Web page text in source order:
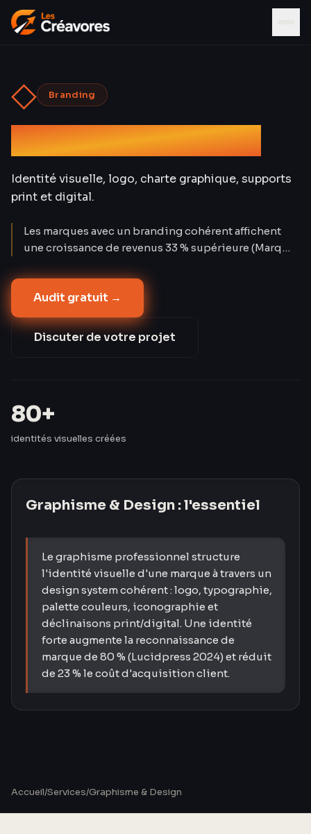
◇ Branding
Graphisme & Design
Identité visuelle, logo, charte graphique, supports
print et digital.
Les marques avec un branding cohérent affichent
une croissance de revenus 33 % supérieure (Marq
visuel complet — du favicon à l'enseigne — qui
construit la confiance. Les Créavores ont conçu 80+
identités visuelles pour des PME en Moselle et en
France.
Audit gratuit →
Discuter de votre projet
80+
identités visuelles créées
Graphisme & Design : l'essentiel
Le graphisme professionnel structure
l'identité visuelle d'une marque à travers un
design system cohérent : logo, typographie,
palette couleurs, iconographie et
déclinaisons print/digital. Une identité
forte augmente la reconnaissance de
marque de 80 % (Lucidpress 2024) et réduit
de 23 % le coût d'acquisition client.
Accueil/Services/Graphisme & Design